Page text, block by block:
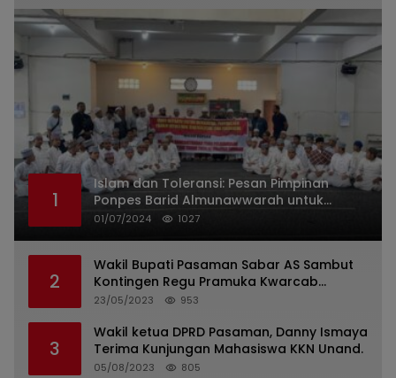
1
Islam dan Toleransi: Pesan Pimpinan
Ponpes Barid Almunawwarah untuk
Indonesia
01/07/2024 1027
2
Wakil Bupati Pasaman Sabar AS Sambut
Kontingen Regu Pramuka Kwarcab
Pasaman
23/05/2023 953
3
Wakil ketua DPRD Pasaman, Danny Ismaya
Terima Kunjungan Mahasiswa KKN Unand.
05/08/2023 805